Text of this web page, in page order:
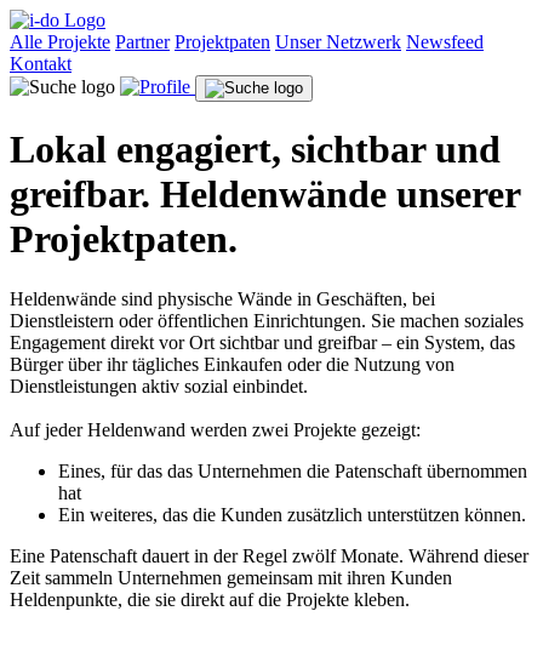
Alle Projekte Partner Projektpaten Unser Netzwerk Newsfeed
Kontakt
Lokal engagiert, sichtbar und
greifbar. Heldenwände unserer
Projektpaten.
Heldenwände sind physische Wände in Geschäften, bei
Dienstleistern oder öffentlichen Einrichtungen. Sie machen soziales
Engagement direkt vor Ort sichtbar und greifbar – ein System, das
Bürger über ihr tägliches Einkaufen oder die Nutzung von
Dienstleistungen aktiv sozial einbindet.
Auf jeder Heldenwand werden zwei Projekte gezeigt:
Eines, für das das Unternehmen die Patenschaft übernommen
hat
Ein weiteres, das die Kunden zusätzlich unterstützen können.
Eine Patenschaft dauert in der Regel zwölf Monate. Während dieser
Zeit sammeln Unternehmen gemeinsam mit ihren Kunden
Heldenpunkte, die sie direkt auf die Projekte kleben.